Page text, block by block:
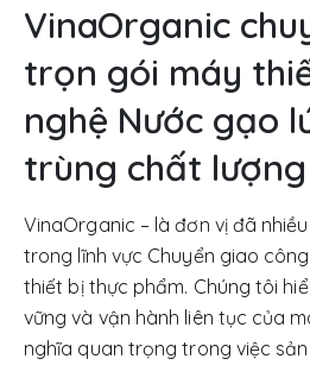
VinaOrganic
trọn gói máy
nghệ Nước gạo
trùng chất lượng
VinaOrganic – là đơn vị đã
trong lĩnh vực Chuyển giao
thiết bị thực phẩm. Chúng tôi
vững và vận hành liên tục của
nghĩa quan trọng trong việc